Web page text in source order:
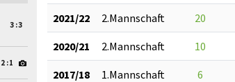
3:3
2:1
2021/22 2.Mannschaft 20
2020/21 2.Mannschaft 10
2017/18 1.Mannschaft 6